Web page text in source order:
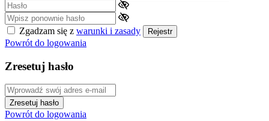
Zgadzam się z warunki i zasady Rejestr
Powrót do logowania
Zresetuj hasło
Zresetuj hasło
Powrót do logowania